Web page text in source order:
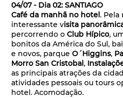
04/07 - Dia 02: SANTIAGO
Café da manhã no hotel. Pela
interessante visita
percorrendo oClub Hípico,
bonitos da América do Sul,
e novos, parqueO´Higgins,
Morro San Cristobal,
as principais atrações da
atividades pessoais ou tours
hotel. Acomodação.